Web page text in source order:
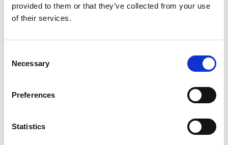
provided to them or that they’ve collected from your use
of their services.
Selection
Necessary
Preferences
Statistics